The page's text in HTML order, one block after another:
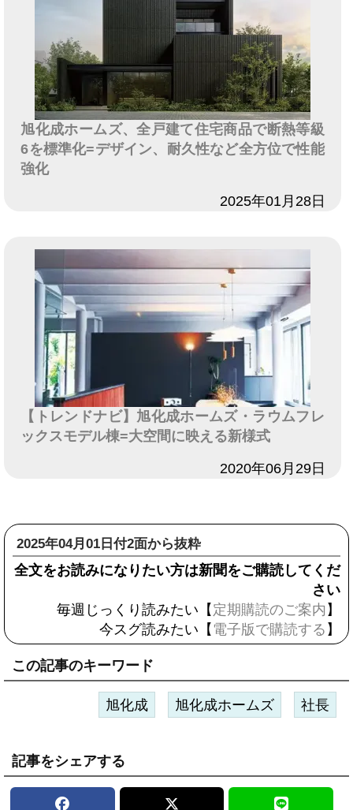
旭化成ホームズ、全戸建て住宅商品で断熱等級
6を標準化=デザイン、耐久性など全方位で性能
強化
2025年01月28日
【トレンドナビ】旭化成ホームズ・ラウムフレ
ックスモデル棟=大空間に映える新様式
2020年06月29日
2025年04月01日付2面から抜粋
全文をお読みになりたい方は新聞をご購読してくだ
さい
毎週じっくり読みたい【 定期購読のご案内 】
今スグ読みたい【 電子版で購読する 】
この記事のキーワード
旭化成 旭化成ホームズ 社長
記事をシェアする